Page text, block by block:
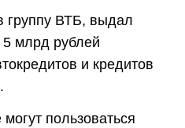
ВТБ, выдал
млрд рублей
и кредитов
пользоваться